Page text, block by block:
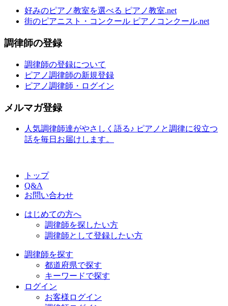
好みのピアノ教室を選べる ピアノ教室.net
街のピアニスト・コンクール ピアノコンクール.net
調律師の登録
調律師の登録について
ピアノ調律師の新規登録
ピアノ調律師・ログイン
メルマガ登録
人気調律師達がやさしく語る♪ ピアノと調律に役立つ
話を毎日お届けします。
トップ
Q&A
お問い合わせ
はじめての方へ
調律師を探したい方
調律師として登録したい方
調律師を探す
都道府県で探す
キーワードで探す
ログイン
お客様ログイン